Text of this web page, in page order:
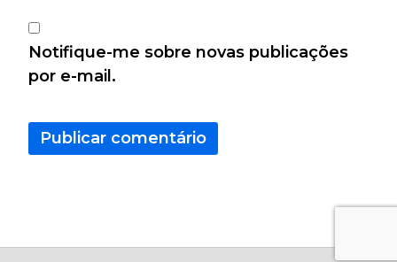
Notifique-me sobre novas publicações
por e-mail.